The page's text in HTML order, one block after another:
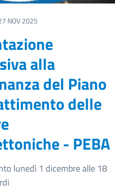
NOV 2025
alla
del Piano
delle
- PEBA
lunedì 1 dicembre alle 18